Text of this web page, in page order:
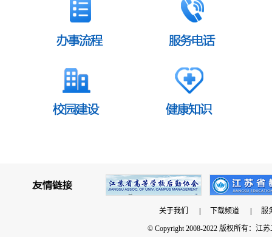
关于我们 下载频道| 服
© Copyright 2008-2022 版权所有：江